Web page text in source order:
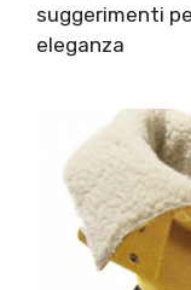
suggerimenti
eleganza